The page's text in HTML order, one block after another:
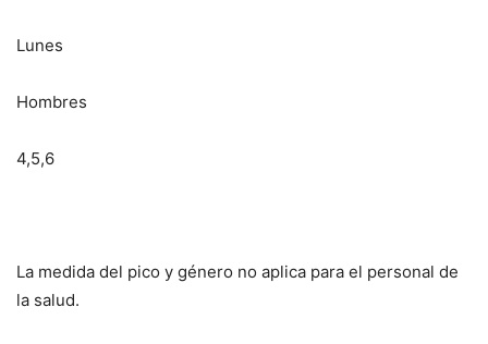
Lunes
Hombres
4,5,6
La medida del pico y género no aplica para el personal de
la salud.